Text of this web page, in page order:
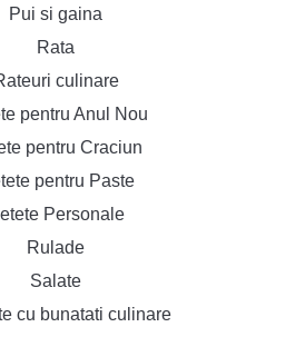
Pui si gaina
Rata
culinare
pentru Anul Nou
pentru Craciun
pentru Paste
Personale
Rulade
Salate
cu bunatati culinare